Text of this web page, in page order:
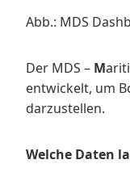
Abb.: MDS
Der MDS – M
entwickelt, um
darzustellen.
Welche Daten